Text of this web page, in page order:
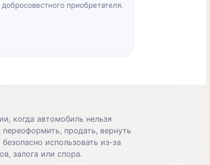
добросовестного приобретателя.
когда автомобиль нельзя
переоформить, продать, вернуть
использовать из-за
залога или спора.